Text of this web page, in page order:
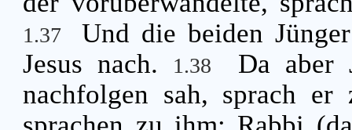
1.37
Und die beiden
Jesus nach.
1.38
Da aber
nachfolgen sah, sprach